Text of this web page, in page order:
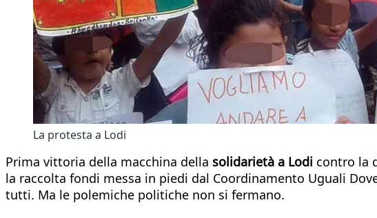
La protesta a Lodi
Prima vittoria della macchina della solidarietà a Lodi contro la
la raccolta fondi messa in piedi dal Coordinamento Uguali
tutti. Ma le polemiche politiche non si fermano.